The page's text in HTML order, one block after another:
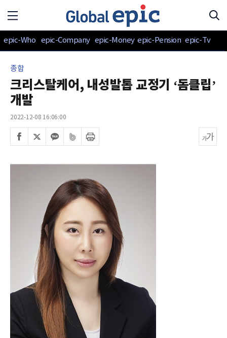
epic-Who epic-Company epic-Money epic-Pension epic-Tv
종합
크리스탈케어, 내성발톱 교정기 ‘돔클립’
개발
2022-12-08 16:06:00